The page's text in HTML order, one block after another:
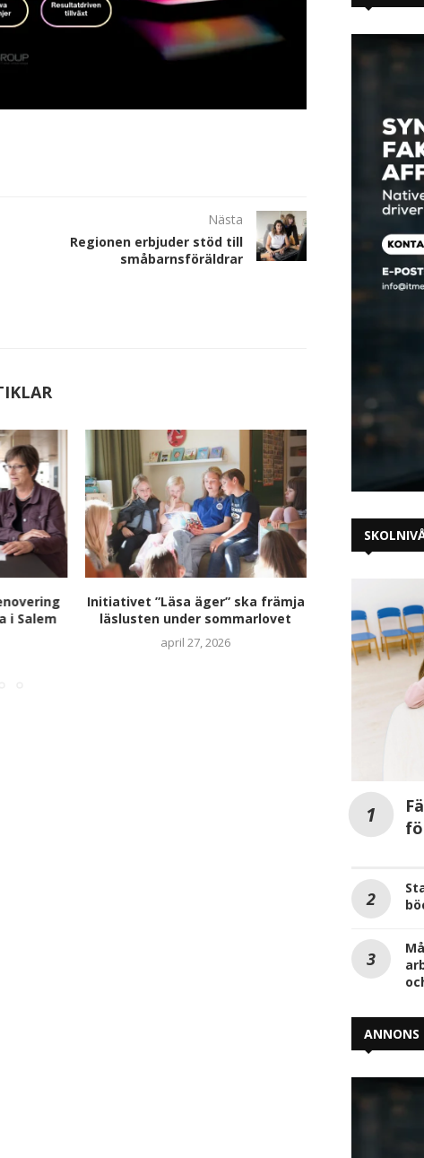
Nästa
Regionen erbjuder stöd till
småbarnsföräldrar
i Salem
Initiativet ”Läsa äger” ska främja
läslusten under sommarlovet
april 27, 2026
ett
april
ANNONS